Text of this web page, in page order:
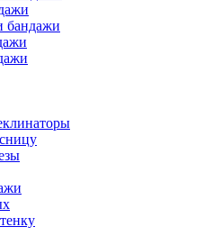
бандажи